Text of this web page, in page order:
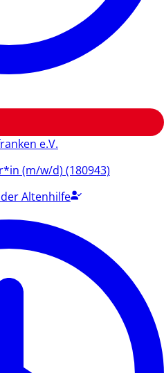
e.V.
(m/w/d) (180943)
Altenhilfe